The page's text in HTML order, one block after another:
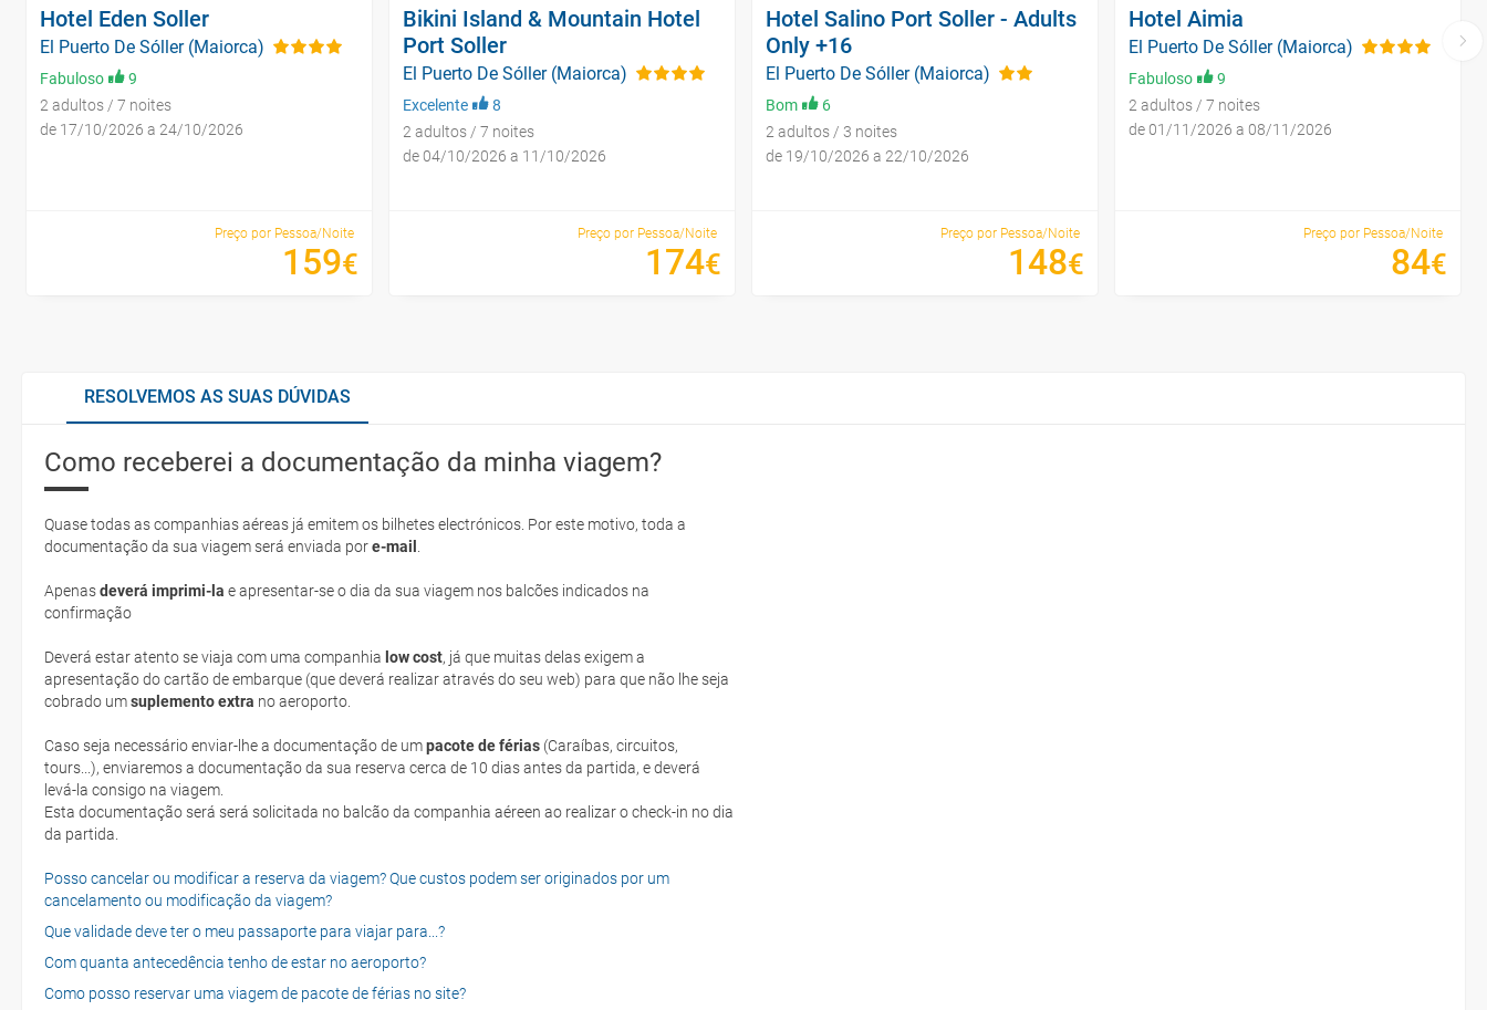
Hotel Eden Soller
El Puerto De Sóller (Maiorca)
Fabuloso
9
2 adultos / 7 noites
de 17/10/2026 a 24/10/2026
Preço por Pessoa/Noite
159€
Bikini Island & Mountain Hotel
Port Soller
El Puerto De Sóller (Maiorca)
Excelente
8
2 adultos / 7 noites
de 04/10/2026 a 11/10/2026
Preço por Pessoa/Noite
174€
Hotel Salino Port Soller - Adults
Only +16
El Puerto De Sóller (Maiorca)
Bom
6
2 adultos / 3 noites
de 19/10/2026 a 22/10/2026
Preço por Pessoa/Noite
148€
Hotel Aimia
El Puerto De Sóller (Maiorca)
Fabuloso
9
2 adultos / 7 noites
de 01/11/2026 a 08/11/2026
Preço por Pessoa/Noite
84€
RESOLVEMOS AS SUAS DÚVIDAS
Como receberei a documentação da minha viagem?
Quase todas as companhias aéreas já emitem os bilhetes electrónicos. Por este motivo, toda a
documentação da sua viagem será enviada pore-mail
Apenasdeverá imprimi-la e apresentar-se o dia da sua viagem nos balcões indicados na
confirmação
Deverá estar atento se viaja com uma companhia low cost, já que muitas delas exigem a
apresentação do cartão de embarque (que deverá realizar através do seu web) para que não lhe seja
cobrado umsuplemento extra no aeroporto.
Caso seja necessário enviar-lhe a documentação de umpacote de férias (Caraíbas, circuitos,
tours...), enviaremos a documentação da sua reserva cerca de 10 dias antes da partida, e deverá
levá-la consigo na viagem.
Esta documentação será será solicitada no balcão da companhia aéreen ao realizar o check-in no dia
da partida.
Posso cancelar ou modificar a reserva da viagem? Que custos podem ser originados por um
cancelamento ou modificação da viagem?
Que validade deve ter o meu passaporte para viajar para...?
Com quanta antecedência tenho de estar no aeroporto?
Como posso reservar uma viagem de pacote de férias no site?